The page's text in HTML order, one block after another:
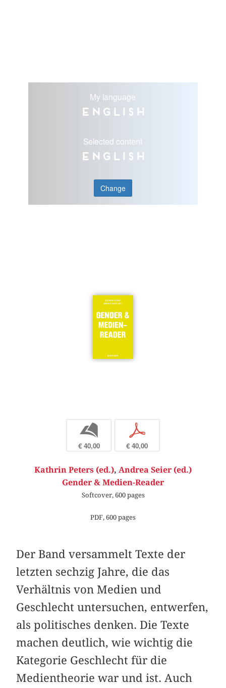
My language
English
Selected content
English
Change
b
€ 40,00
p
€ 40,00
Kathrin Peters (ed.), Andrea Seier (ed.)
Gender & Medien-Reader
Softcover, 600 pages
PDF, 600 pages
Der Band versammelt Texte der
letzten sechzig Jahre, die das
Verhältnis von Medien und
Geschlecht untersuchen, entwerfen,
als politisches denken. Die Texte
machen deutlich, wie wichtig die
Kategorie Geschlecht für die
Medientheorie war und ist. Auch